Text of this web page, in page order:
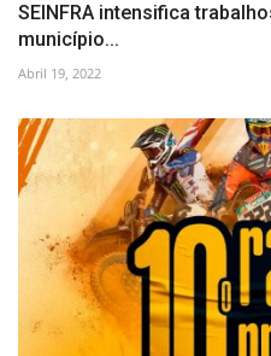
SEINFRA intensifica
município...
Abril 19, 2022